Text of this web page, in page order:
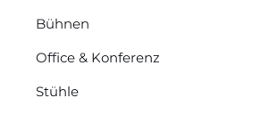
Bühnen
Office & Konferenz
Stühle